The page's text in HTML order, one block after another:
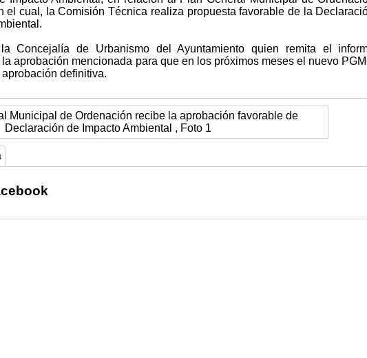
el cual, la Comisión Técnica realiza propuesta favorable de la
Concejalía de Urbanismo del Ayuntamiento quien remita el
aprobación mencionada para que en los próximos meses el nuevo
definitiva.